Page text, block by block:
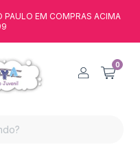
PAULO EM COMPRAS ACIMA
0